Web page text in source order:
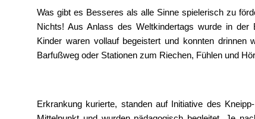
Was gibt es Besseres als alle Sinne spielerisch zu
Nichts! Aus Anlass des Weltkindertags wurde in der
Kinder waren vollauf begeistert und konnten
Barfußweg oder Stationen zum Riechen, Fühlen und
Erkrankung kurierte, standen auf Initiative des